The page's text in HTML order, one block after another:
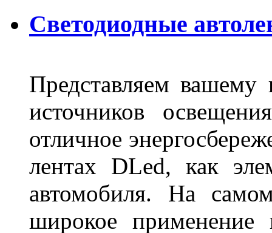
Светодиодные
Представляем
источников
отличное
лентах DLed, как
автомобиля. На
широкое